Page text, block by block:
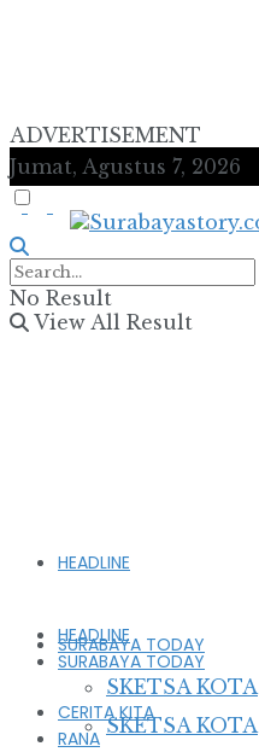
ADVERTISEMENT
Jumat, Agustus 7, 2026
No Result
View All Result
HEADLINE
SURABAYA TODAY
SKETSA KOTA
HEADLINE
SURABAYA TODAY
SKETSA KOTA
CERITA KITA
RANA